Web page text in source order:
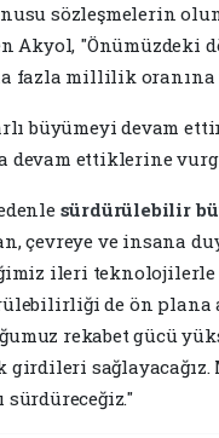
sözleşmelerin
Akyol, "Önümüzdeki
fazla millilik
büyümeyi devam
devam ettiklerine
sürdürülebilir
çevreye ve insana
ileri teknolojilerle
de ön plana
rekabet gücü
girdileri sağlayacağız.
sürdüreceğiz."